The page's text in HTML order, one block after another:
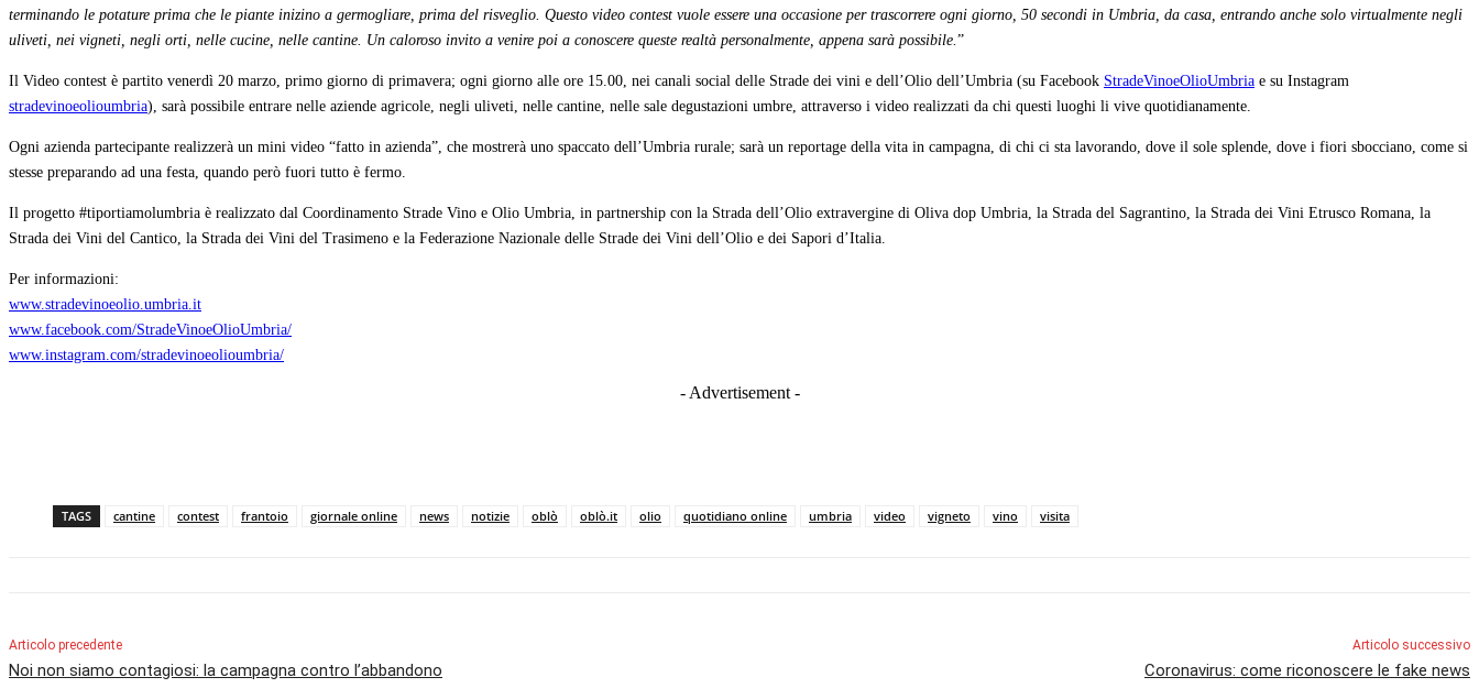
terminando le potature prima che le piante inizino a germogliare, prima del risveglio. Questo video contest vuole essere una occasione per trascorrere ogni giorno, 50 secondi in Umbria, da casa, entrando anche solo virtualmente negli
uliveti, nei vigneti, negli orti, nelle cucine, nelle cantine. Un caloroso invito a venire poi a conoscere queste realtà personalmente, appena sarà possibile.”
Il Video contest è partito venerdì 20 marzo, primo giorno di primavera; ogni giorno alle ore 15.00, nei canali social delle Strade dei vini e dell’Olio dell’Umbria (su Facebook StradeVinoeOlioUmbria e su Instagram
stradevinoeolioumbria), sarà possibile entrare nelle aziende agricole, negli uliveti, nelle cantine, nelle sale degustazioni umbre, attraverso i video realizzati da chi questi luoghi li vive quotidianamente.
Ogni azienda partecipante realizzerà un mini video “fatto in azienda”, che mostrerà uno spaccato dell’Umbria rurale; sarà un reportage della vita in campagna, di chi ci sta lavorando, dove il sole splende, dove i fiori sbocciano, come si
stesse preparando ad una festa, quando però fuori tutto è fermo.
Il progetto #tiportiamolumbria è realizzato dal Coordinamento Strade Vino e Olio Umbria, in partnership con la Strada dell’Olio extravergine di Oliva dop Umbria, la Strada del Sagrantino, la Strada dei Vini Etrusco Romana, la
Strada dei Vini del Cantico, la Strada dei Vini del Trasimeno e la Federazione Nazionale delle Strade dei Vini dell’Olio e dei Sapori d’Italia.
Per informazioni:
www.stradevinoeolio.umbria.it
www.facebook.com/StradeVinoeOlioUmbria/
www.instagram.com/stradevinoeolioumbria/
- Advertisement -
TAGS cantine contest frantoio giornale online news notizie oblò oblò.it olio quotidiano online umbria video vigneto vino visita
Articolo precedente
Noi non siamo contagiosi: la campagna contro l’abbandono
Articolo successivo
Coronavirus: come riconoscere le fake news